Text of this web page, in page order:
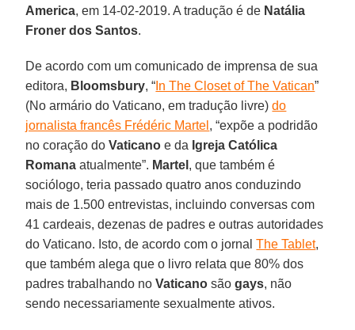
America, em 14-02-2019. A tradução é de Natália
Froner dos Santos.
De acordo com um comunicado de imprensa de sua
editora, Bloomsbury, “ In The Closet of The Vatican”
(No armário do Vaticano, em tradução livre)do
jornalista francês Frédéric Martel , “expõe a podridão
no coração do Vaticano e da Igreja Católica
Romana atualmente”. Martel , que também é
sociólogo, teria passado quatro anos conduzindo
mais de 1.500 entrevistas, incluindo conversas com
41 cardeais, dezenas de padres e outras autoridades
do Vaticano. Isto, de acordo com o jornalThe Tablet,
que também alega que o livro relata que 80% dos
padres trabalhando noVaticano sãogays, não
sendo necessariamente sexualmente ativos.